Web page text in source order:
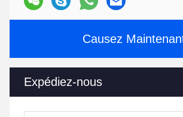
Causez
Expédiez-nous